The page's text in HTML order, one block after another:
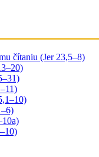
čítaniu (Jer 23,5–8)